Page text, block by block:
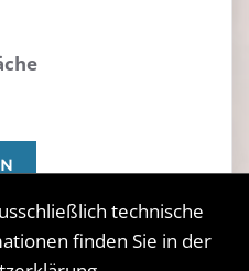
technische
finden Sie in der